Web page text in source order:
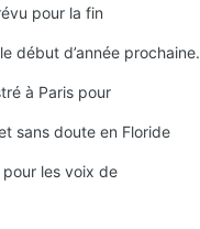
pour la fin
début d’année prochaine.
à Paris pour
sans doute en Floride
les voix de